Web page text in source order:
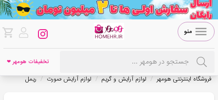
منو
تخفیفات هومهر ❤
فروشگاه اینترنتی هومهر / لوازم آرایش و گریم / لوازم آرایش صورت / ریمل